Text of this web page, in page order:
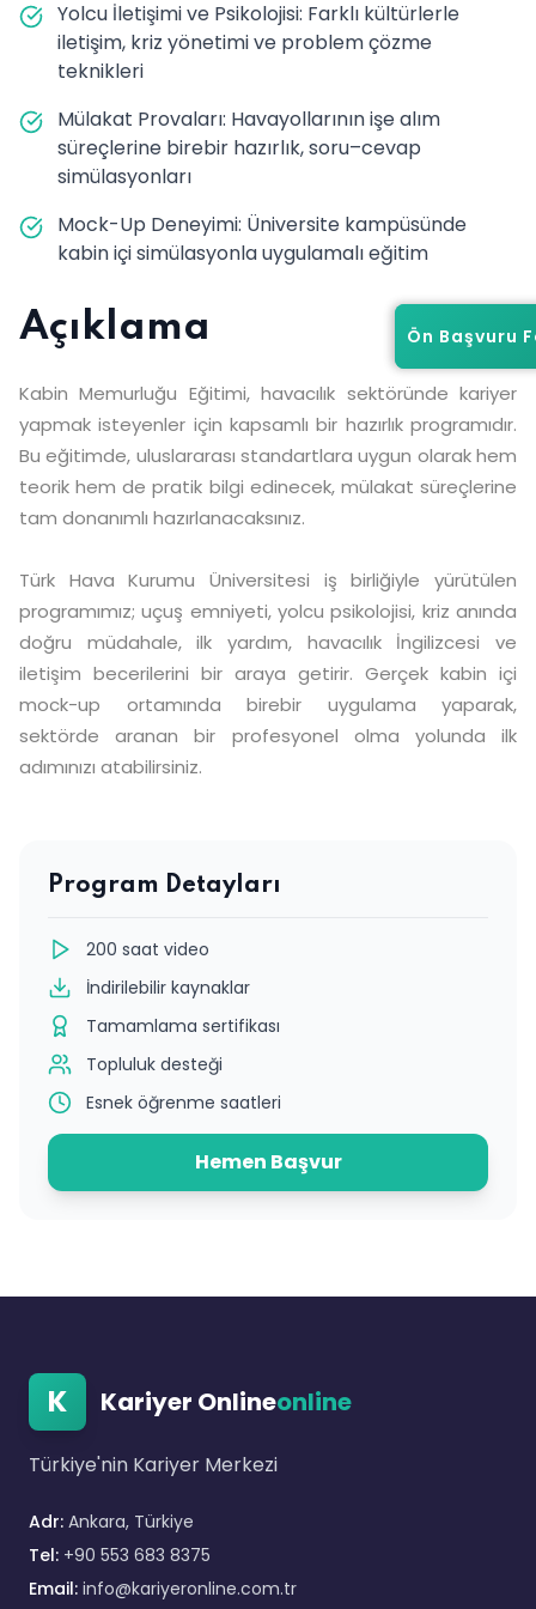
Ön Başvuru
Yolcu İletişimi ve Psikolojisi: Farklı kültürlerle
iletişim, kriz yönetimi ve problem çözme
teknikleri
Mülakat Provaları: Havayollarının işe alım
süreçlerine birebir hazırlık, soru–cevap
simülasyonları
Mock-Up Deneyimi: Üniversite kampüsünde
kabin içi simülasyonla uygulamalı eğitim
Açıklama
Kabin Memurluğu Eğitimi, havacılık sektöründe kariyer
yapmak isteyenler için kapsamlı bir hazırlık programıdır.
Bu eğitimde, uluslararası standartlara uygun olarak hem
teorik hem de pratik bilgi edinecek, mülakat süreçlerine
tam donanımlı hazırlanacaksınız.
Türk Hava Kurumu Üniversitesi iş birliğiyle yürütülen
programımız; uçuş emniyeti, yolcu psikolojisi, kriz anında
doğru müdahale, ilk yardım, havacılık İngilizcesi ve
iletişim becerilerini bir araya getirir. Gerçek kabin içi
mock-up ortamında birebir uygulama yaparak,
sektörde aranan bir profesyonel olma yolunda ilk
adımınızı atabilirsiniz.
Program Detayları
200 saat video
İndirilebilir kaynaklar
Tamamlama sertifikası
Topluluk desteği
Esnek öğrenme saatleri
Hemen Başvur
K Kariyer Onlineonline
Türkiye'nin Kariyer Merkezi
Adr: Ankara, Türkiye
Tel: +90 553 683 8375
Email: info@kariyeronline.com.tr
Ön Başvuru